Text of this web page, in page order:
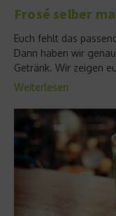
Frosé selber
Euch fehlt das
Dann haben wir
Getränk. Wir zeigen
Weiterlesen